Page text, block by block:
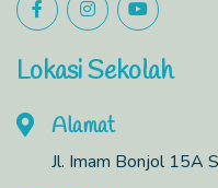
Lokasi Sekolah
Alamat
Jl. Imam Bonjol 15A